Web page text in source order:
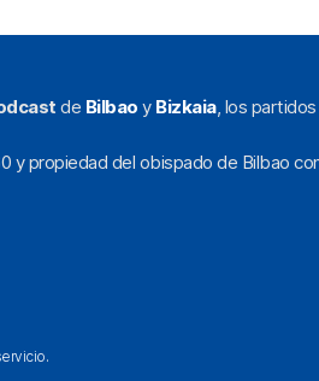
de Bilbao y Bizkaia, los
y propiedad del obispado de Bilbao
.